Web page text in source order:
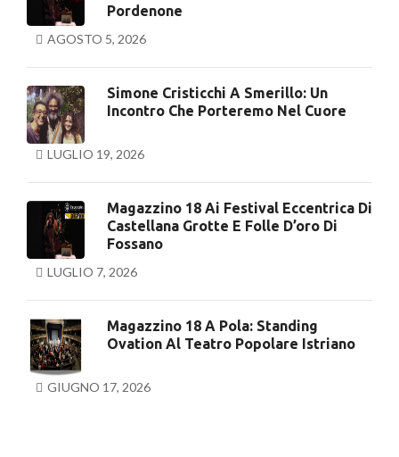
Pordenone
AGOSTO 5, 2026
Simone Cristicchi A Smerillo: Un
Incontro Che Porteremo Nel Cuore
LUGLIO 19, 2026
Magazzino 18 Ai Festival Eccentrica Di
Castellana Grotte E Folle D’oro Di
Fossano
LUGLIO 7, 2026
Magazzino 18 A Pola: Standing
Ovation Al Teatro Popolare Istriano
GIUGNO 17, 2026